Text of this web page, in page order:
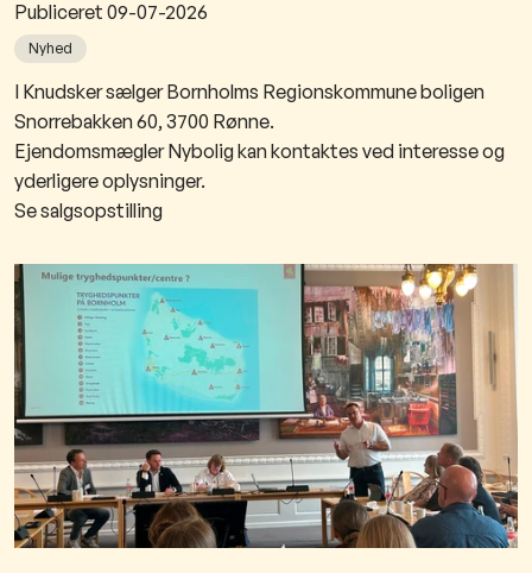
Publiceret 09-07-2026
Nyhed
I Knudsker sælger Bornholms Regionskommune boligen
Snorrebakken 60, 3700 Rønne.
Ejendomsmægler Nybolig kan kontaktes ved interesse og
yderligere oplysninger.
Se salgsopstilling